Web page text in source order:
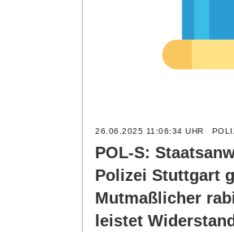
26.06.2025 11:06:34 UHR
POL-S:
Polizei Stuttgart
Mutmaßlicher
leistet Widerstand